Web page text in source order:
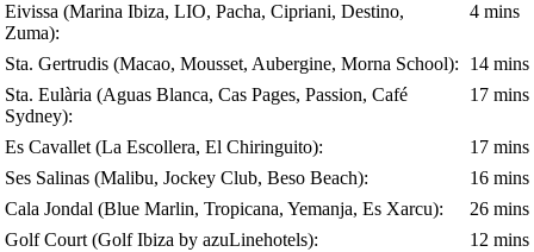
Eivissa (Marina Ibiza, LIO, Pacha, Cipriani, Destino,
Zuma):
4 mins
Sta. Gertrudis (Macao, Mousset, Aubergine, Morna School):
14 mins
Sta. Eulària (Aguas Blanca, Cas Pages, Passion, Café
Sydney):
17 mins
Es Cavallet (La Escollera, El Chiringuito):
17 mins
Ses Salinas (Malibu, Jockey Club, Beso Beach):
16 mins
Cala Jondal (Blue Marlin, Tropicana, Yemanja, Es Xarcu):
26 mins
Golf Court (Golf Ibiza by azuLinehotels):
12 mins